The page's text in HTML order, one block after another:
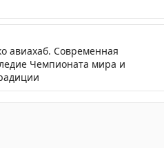
авиахаб. Современная
Чемпионата мира и